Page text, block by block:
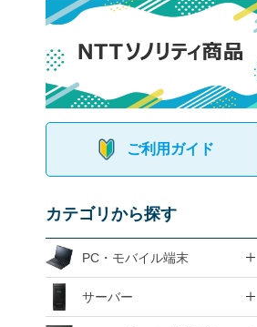
ご利用ガイド
カテゴリから探す
PC・モバイル端末
サーバー